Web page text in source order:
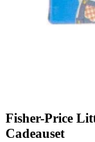
Fisher-Price
Cadeauset